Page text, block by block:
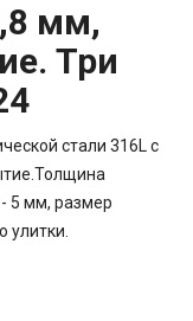
мм,
Три
стали 316L с
5 мм, размер